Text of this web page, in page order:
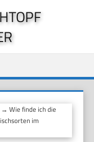
→ Wie finde ich die
im